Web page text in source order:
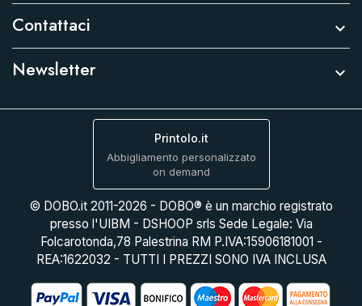
Contattaci 
Newsletter 
Printolo.it
Abbigliamento personalizzato
on demand
© DOBO.it 2011-2026 - DOBO® è un marchio registrato
presso l'UIBM - DSHOOP srls Sede Legale: Via
Folcarotonda,78 Palestrina RM P.IVA:15906181001 -
REA:1622032 - TUTTI I PREZZI SONO IVA INCLUSA